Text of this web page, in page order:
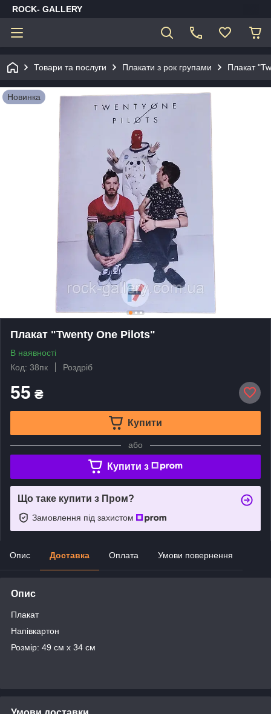
ROCK- GALLERY
Товари та послуги Плакати з рок групами Плакат
Новинка
Плакат "Twenty One Pilots"
В наявності
Код: 38пк
Роздріб
55 ₴
Купити
або
Купити з
Що таке купити з Пром?
Замовлення під захистом
Опис Доставка Оплата Умови повернення
Опис
Плакат
Напівкартон
Розмір: 49 см х 34 см